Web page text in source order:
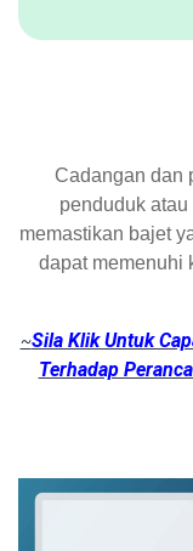
Cadangan dan
penduduk
memastikan bajet
dapat memenuhi
~Sila Klik Untuk
Terhadap